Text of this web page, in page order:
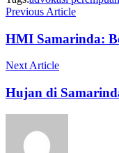
Previous Article
HMI Samarinda:
Next Article
Hujan di